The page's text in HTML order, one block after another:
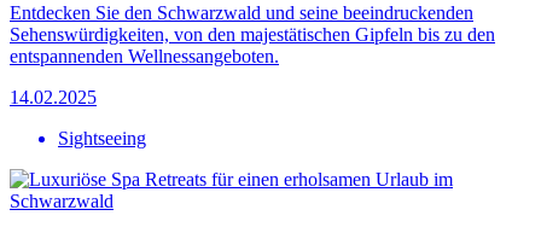
Entdecken Sie den Schwarzwald und seine beeindruckenden
Sehenswürdigkeiten, von den majestätischen Gipfeln bis zu den
entspannenden Wellnessangeboten.
14.02.2025
Sightseeing